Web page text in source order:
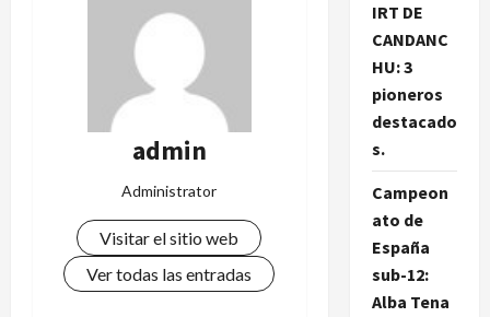
admin
Administrator
Visitar el sitio web
Ver todas las entradas
IRT DE
CANDANC
HU: 3
pioneros
destacado
s.
Campeon
ato de
España
sub-12:
Alba Tena